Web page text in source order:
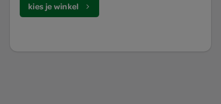
kies je winkel